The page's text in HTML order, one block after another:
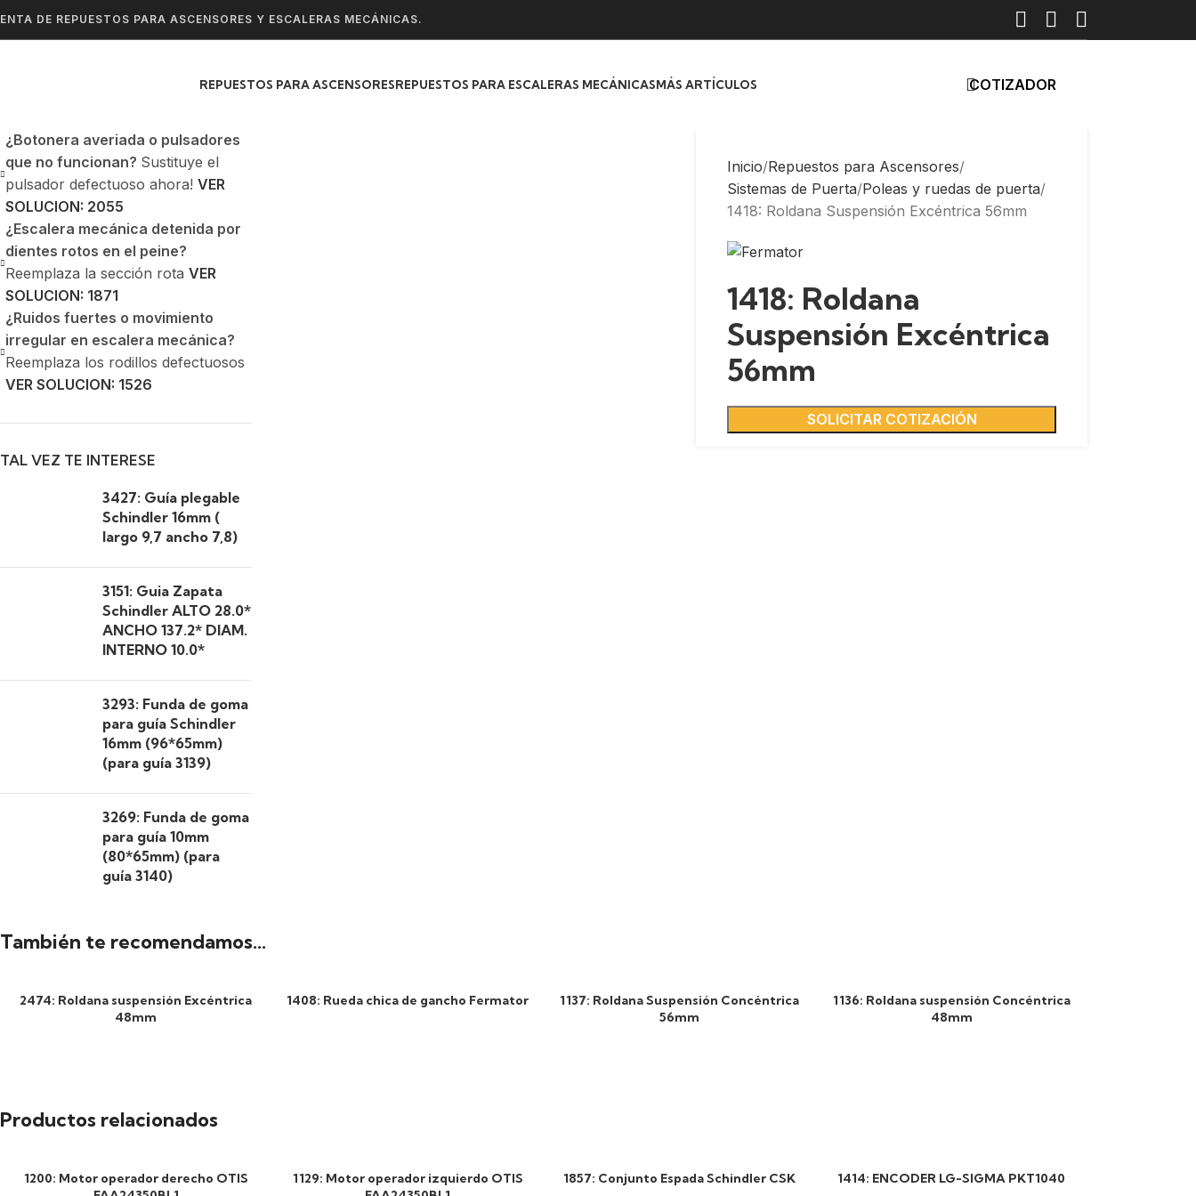
DE REPUESTOS PARA ASCENSORES Y ESCALERAS MECÁNICAS.
REPUESTOS PARA ASCENSORESREPUESTOS PARA ESCALERAS MECÁNICASMÁS ARTÍCULOS COTIZADOR
¿Botonera averiada o pulsadores
que no funcionan? Sustituye el
pulsador defectuoso ahora! VER
SOLUCION: 2055
¿Escalera mecánica detenida por
dientes rotos en el peine?
Reemplaza la sección rota VER
SOLUCION: 1871
¿Ruidos fuertes o movimiento
irregular en escalera mecánica?
Reemplaza los rodillos defectuosos
VER SOLUCION: 1526
TAL VEZ TE INTERESE
3427: Guía plegable
Schindler 16mm (
largo 9,7 ancho 7,8)
3151: Guia Zapata
Schindler ALTO 28.0*
ANCHO 137.2* DIAM.
INTERNO 10.0*
3293: Funda de goma
para guía Schindler
16mm (96*65mm)
(para guía 3139)
3269: Funda de goma
para guía 10mm
(80*65mm) (para
guía 3140)
Inicio Repuestos para Ascensores
Sistemas de Puerta Poleas y ruedas de puerta
1418: Roldana Suspensión Excéntrica 56mm
1418: Roldana
Suspensión Excéntrica
56mm
SOLICITAR COTIZACIÓN
También te recomendamos…
2474: Roldana suspensión Excéntrica
48mm
1408: Rueda chica de gancho Fermator
1137: Roldana Suspensión Concéntrica
56mm
1136: Roldana suspensión Concéntrica
48mm
Productos relacionados
1200: Motor operador derecho OTIS
1129: Motor operador izquierdo OTIS
1857: Conjunto Espada Schindler CSK 1414: ENCODER LG-SIGMA PKT1040